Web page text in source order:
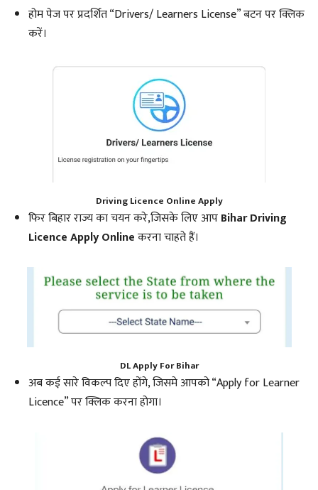
होम पेज पर प्रदर्शित “Drivers/ Learners License” बटन पर क्लिक
करें।
Driving Licence Online Apply
फिर बिहार राज्य का चयन करे,जिसके लिए आपBihar Driving
Licence Apply Onlineकरना चाहते हैं।
DL Apply For Bihar
अब कई सारे विकल्प दिए होंगे, जिसमे आपको “Apply for Learner
Licence” पर क्लिक करना होगा।